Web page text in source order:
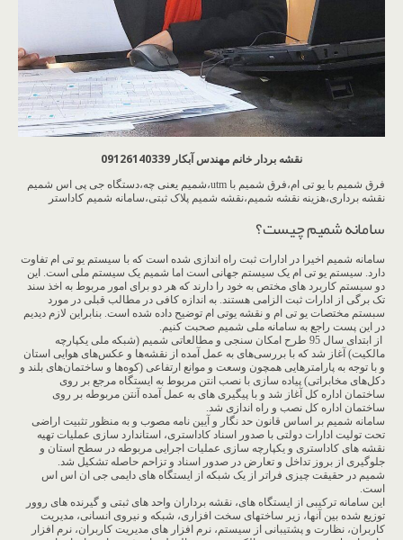
نقشه بردار خانم مهندس آبکار 09126140339
فرق شمیم با یو تی ام،فرق شمیم با utm،شمیم یعنی چه،دستگاه جی پی اس شمیم
نقشه برداری،هزینه نقشه شمیم،نقشه شمیم پلاک ثبتی،سامانه شمیم کاداستر
سامانه شمیم چیست؟
سامانه شمیم اخیرا در ادارات ثبت راه اندازی شده است که با سیستم یو تی ام تفاوت
دارد. سیستم یو تی ام یک سیستم جهانی است اما شمیم یک سیستم ملی است. این
دو سیستم کاربرد های مختص به خود را دارند که هر دو برای امور مربوط به اخذ سند
تک برگی از ادارات ثبت الزامی هستند. به اندازه کافی در مطالب قبلی در مورد
سبستم مختصات یو تی ام و نقشه یو‌تی ام توضیح داده شده است. بنابراین لازم دیدیم
در این پست راجع به سامانه ملی شمیم صحبت کنیم.
از ابتدای سال 95 طرح امکان سنجی و مطالعاتی شمیم (شبکه ملی یکپارچه
مالکیت) آغاز شد که با بررسی‌های به عمل آمده از نقشه‌ها و عکس‌های هوایی استان
و با توجه به پارامترهایی همچون وسعت و موانع ارتفاعی (کوه‌ها و ساختمان‌های بلند و
دکل‌های مخابراتی) پیاده سازی با نصب انتن مربوط به ایستگاه مرجع بر روی
ساختمان اداره کل آغاز شد و با پیگیری های به عمل آمده آنتن مربوطه بر روی
ساختمان اداره کل نصب و راه اندازی شد.
سامانه شمیم بر اساس قانون حد نگار و آیین نامه مصوب و به منظور تثبیت اراضی
تحت تولیت ادارات دولتی با صدور اسناد کاداستری، استاندارد سازی عملیات تهیه
نقشه های کاداستری و یکپارچه سازی عملیات اجرایی مربوطه در سطح استان و
جلوگیری از بروز تداخل و تعارض در صدور اسناد و تزاحم حاصله تشکیل شد.
شمیم در حقیقت چیزی فراتر از یک شبکه از ایستگاه های دایمی جی ان اس اس
است.
این سامانه ترکیبی از ایستگاه های، نقشه برداران واحد های ثبتی و گیرنده های روور
توزیع شده بین آنها، زیر ساختهای سخت افزاری، شبکه و نیروی انسانی، مدیریت
کاربران، نظارت و پشتیبانی از سیستم، نرم افزار های مدیریت کاربران، نرم افزار